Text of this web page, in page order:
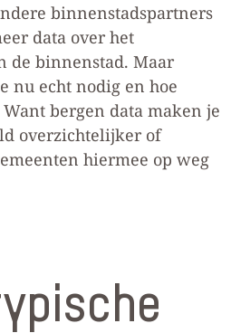
binnenstadspartners
data over het
de binnenstad. Maar
nu echt nodig en hoe
bergen data maken je
overzichtelijker of
hiermee op weg